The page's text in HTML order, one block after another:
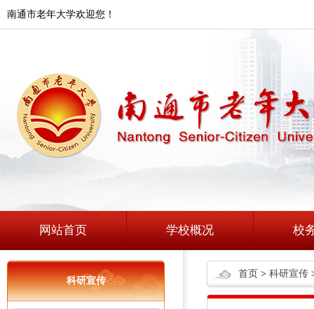
南通市老年大学欢迎您！
网站首页 学校概况 校
科研宣传
首页 > 科研宣传